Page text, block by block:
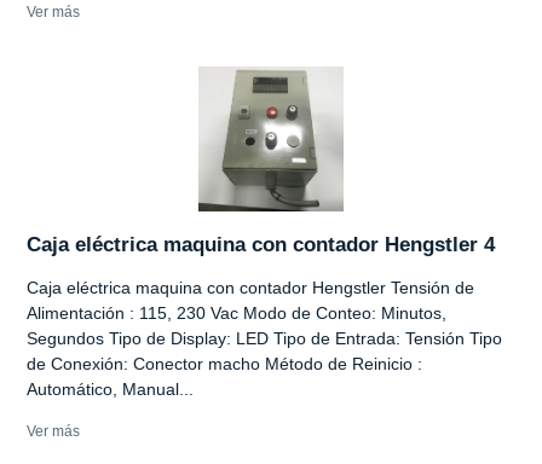
Ver más
Caja eléctrica maquina con contador Hengstler 4
Caja eléctrica maquina con contador Hengstler Tensión de
Alimentación : 115, 230 Vac Modo de Conteo: Minutos,
Segundos Tipo de Display: LED Tipo de Entrada: Tensión Tipo
de Conexión: Conector macho Método de Reinicio :
Automático, Manual...
Ver más